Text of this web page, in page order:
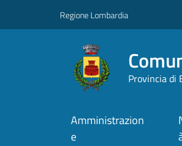
Regione Lombardia
Provincia di
Amministrazion
e